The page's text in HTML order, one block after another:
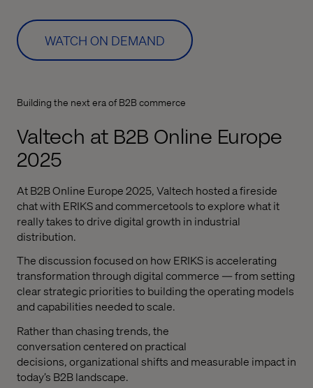
WATCH ON DEMAND
Building the next era of B2B commerce
Valtech at B2B Online Europe
2025
At B2B Online Europe 2025,Valtech hosted a fireside
chat with ERIKS andcommercetoolsto explorewhat it
really takes to drive digital growth in industrial
distribution.
The discussion focused on how ERIKS is accelerating
transformation through digital commerce — from setting
clear strategic priorities to building the operating models
and capabilities needed to scale.
Rather than chasing trends, the
conversationcenteredon practical
decisions,organizationalshiftsand measurable impact in
today’s B2B landscape.